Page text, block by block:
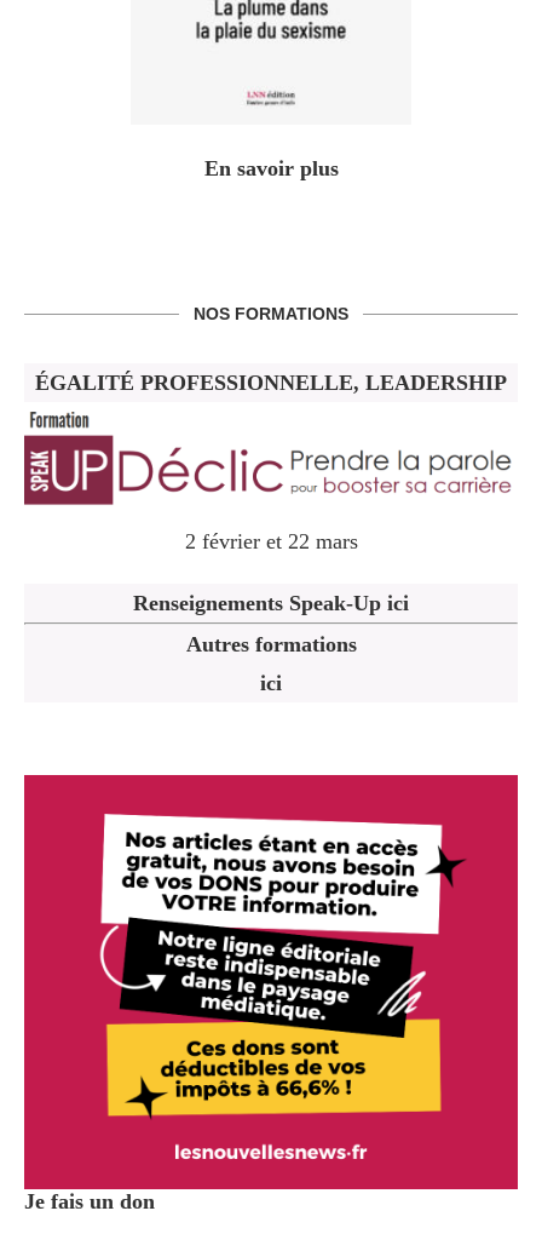
En savoir plus
NOS FORMATIONS
ÉGALITÉ PROFESSIONNELLE, LEADERSHIP
2 février et 22 mars
Renseignements Speak-Up ici
Autres formations
ici
Je fais un don